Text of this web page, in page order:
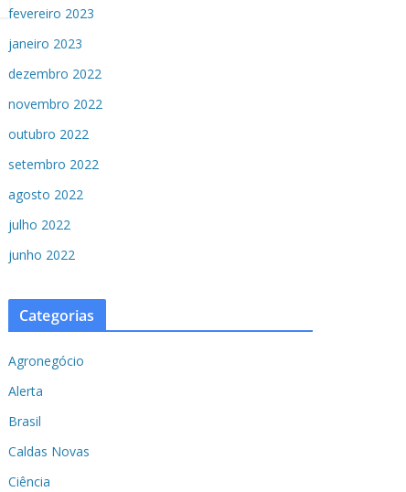
fevereiro 2023
janeiro 2023
dezembro 2022
novembro 2022
outubro 2022
setembro 2022
agosto 2022
julho 2022
junho 2022
Categorias
Agronegócio
Alerta
Brasil
Caldas Novas
Ciência